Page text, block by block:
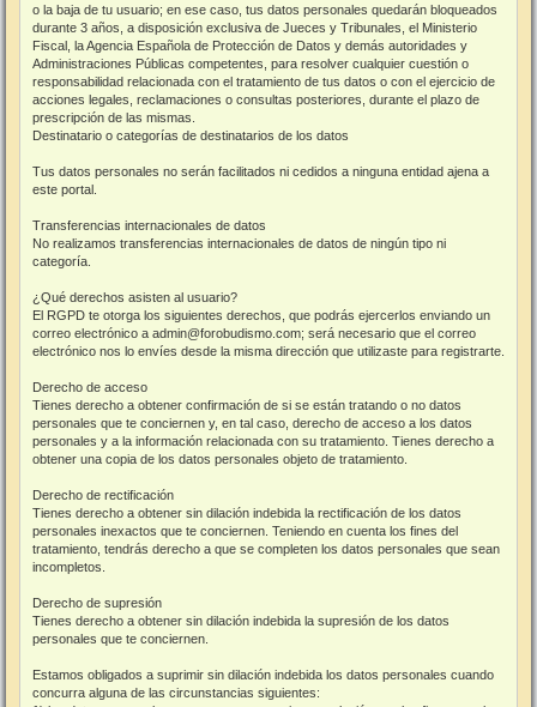
o la baja de tu usuario; en ese caso, tus datos personales quedarán bloqueados
durante 3 años, a disposición exclusiva de Jueces y Tribunales, el Ministerio
Fiscal, la Agencia Española de Protección de Datos y demás autoridades y
Administraciones Públicas competentes, para resolver cualquier cuestión o
responsabilidad relacionada con el tratamiento de tus datos o con el ejercicio de
acciones legales, reclamaciones o consultas posteriores, durante el plazo de
prescripción de las mismas.
Destinatario o categorías de destinatarios de los datos
Tus datos personales no serán facilitados ni cedidos a ninguna entidad ajena a
este portal.
Transferencias internacionales de datos
No realizamos transferencias internacionales de datos de ningún tipo ni
categoría.
¿Qué derechos asisten al usuario?
El RGPD te otorga los siguientes derechos, que podrás ejercerlos enviando un
correo electrónico a admin@forobudismo.com; será necesario que el correo
electrónico nos lo envíes desde la misma dirección que utilizaste para registrarte.
Derecho de acceso
Tienes derecho a obtener confirmación de si se están tratando o no datos
personales que te conciernen y, en tal caso, derecho de acceso a los datos
personales y a la información relacionada con su tratamiento. Tienes derecho a
obtener una copia de los datos personales objeto de tratamiento.
Derecho de rectificación
Tienes derecho a obtener sin dilación indebida la rectificación de los datos
personales inexactos que te conciernen. Teniendo en cuenta los fines del
tratamiento, tendrás derecho a que se completen los datos personales que sean
incompletos.
Derecho de supresión
Tienes derecho a obtener sin dilación indebida la supresión de los datos
personales que te conciernen.
Estamos obligados a suprimir sin dilación indebida los datos personales cuando
concurra alguna de las circunstancias siguientes: